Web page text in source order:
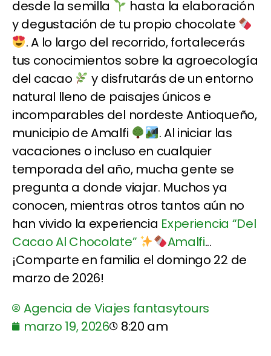
desde la semilla
hasta la elaboración
y degustación de tu propio chocolate
. A lo largo del recorrido, fortalecerás
tus conocimientos sobre la agroecología
del cacao
y disfrutarás de un entorno
natural lleno de paisajes únicos e
incomparables del nordeste Antioqueño,
municipio de Amalfi
. Al iniciar las
vacaciones o incluso en cualquier
temporada del año, mucha gente se
pregunta a donde viajar. Muchos ya
conocen, mientras otros tantos aún no
han vivido la experiencia Experiencia “Del
Cacao Al Chocolate”
Amalfi...
¡Comparte en familia el domingo 22 de
marzo de 2026!
Agencia de Viajes fantasytours
marzo 19, 2026
8:20 am